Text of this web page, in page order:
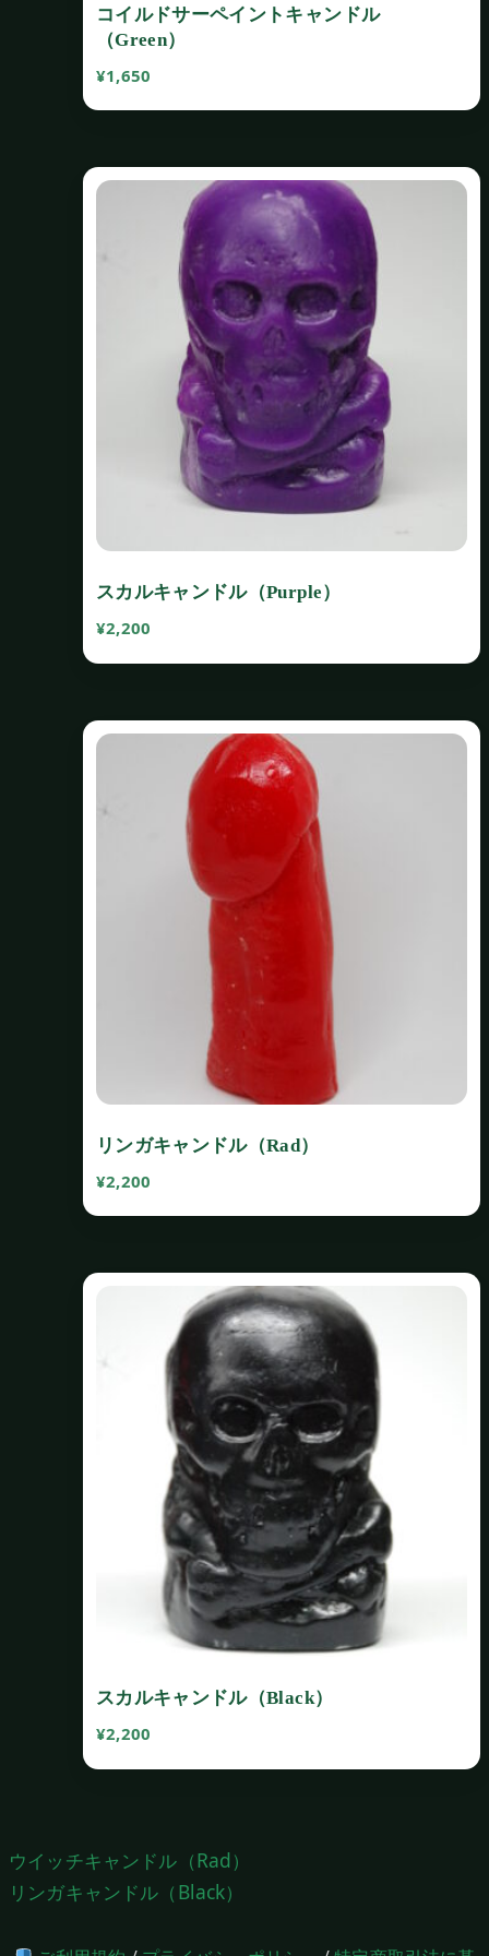
コイルドサーペイントキャンドル
（Green）
¥1,650
スカルキャンドル（Purple）
¥2,200
リンガキャンドル（Rad）
¥2,200
スカルキャンドル（Black）
¥2,200
投
稿
ウイッチキャンドル（Rad）
リンガキャンドル（Black）